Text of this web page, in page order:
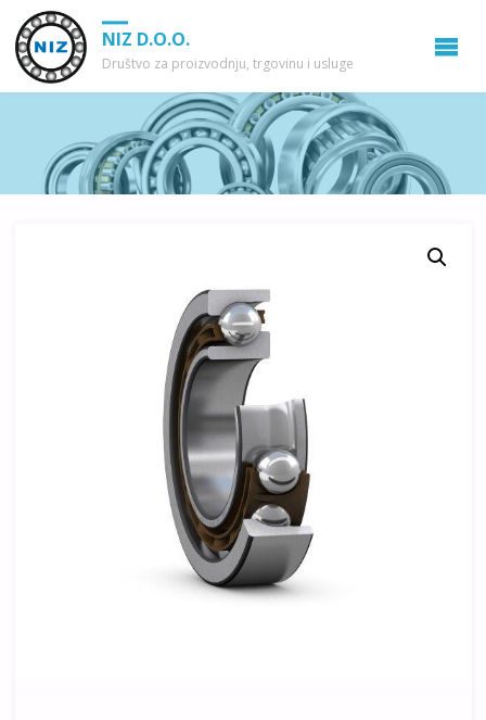
NIZ D.O.O.
Društvo za proizvodnju, trgovinu i usluge